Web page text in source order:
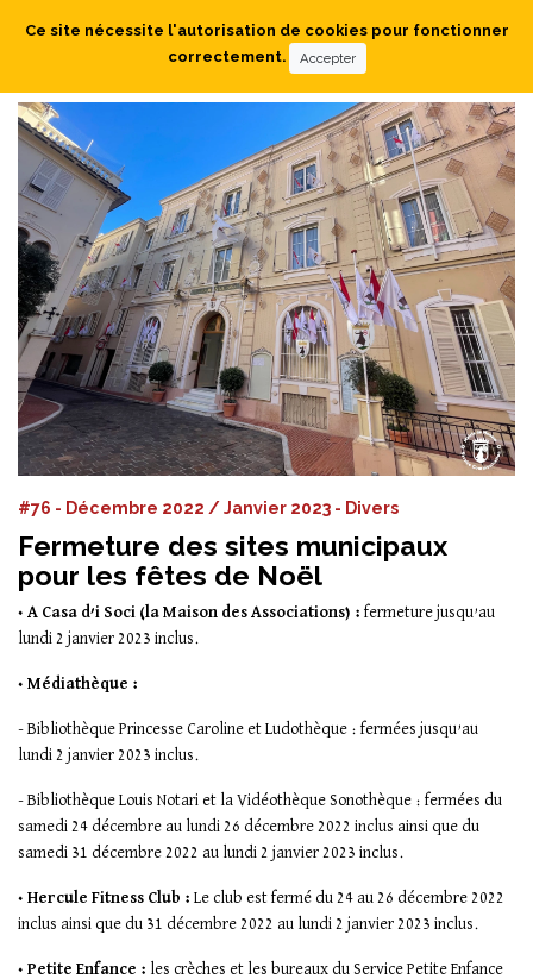
#76 - Décembre 2022 / Janvier 2023 - Divers
Fermeture des sites municipaux
pour les fêtes de Noël
• A Casa d’i Soci (la Maison des Associations) : fermeture jusqu’au
lundi 2 janvier 2023 inclus.
• Médiathèque :
- Bibliothèque Princesse Caroline et Ludothèque : fermées jusqu’au
lundi 2 janvier 2023 inclus.
- Bibliothèque Louis Notari et la Vidéothèque Sonothèque : fermées du
samedi 24 décembre au lundi 26 décembre 2022 inclus ainsi que du
samedi 31 décembre 2022 au lundi 2 janvier 2023 inclus.
• Hercule Fitness Club : Le club est fermé du 24 au 26 décembre 2022
inclus ainsi que du 31 décembre 2022 au lundi 2 janvier 2023 inclus.
• Petite Enfance : les crèches et les bureaux du Service Petite Enfance
Ce site nécessite l'autorisation de cookies pour fonctionner
correctement.
Accepter